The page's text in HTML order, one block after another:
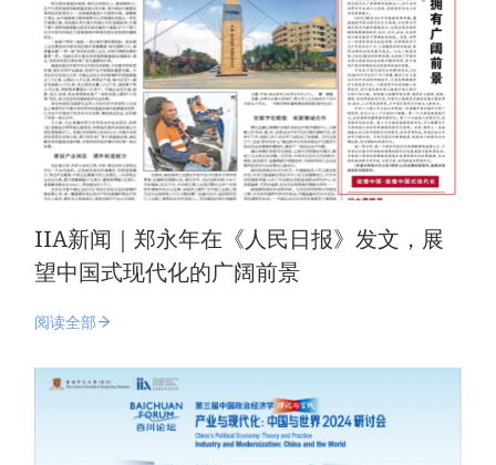
IIA新闻｜郑永年在《人民日报》发文，展
望中国式现代化的广阔前景
阅读全部